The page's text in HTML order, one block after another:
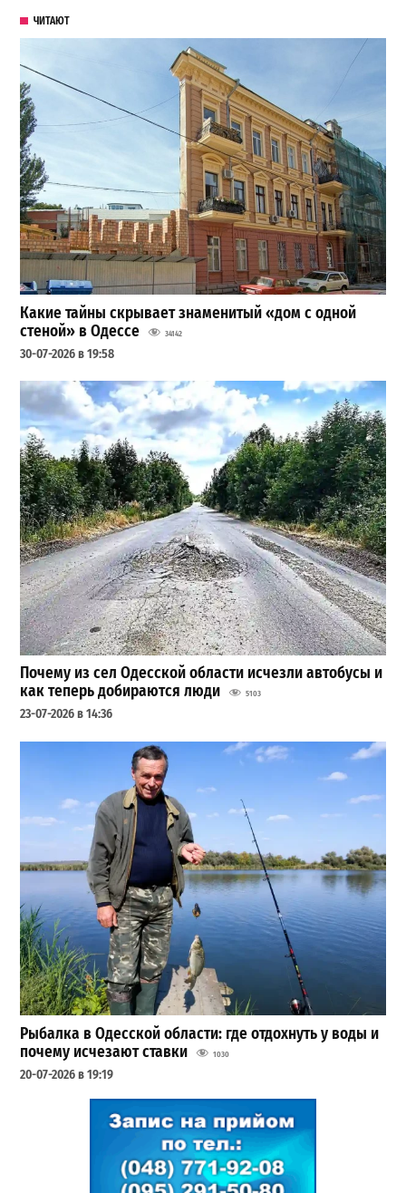
ЧИТАЮТ
Какие тайны скрывает знаменитый «дом с одной
стеной» в Одессе
34142
30-07-2026 в 19:58
Почему из сел Одесской области исчезли автобусы и
как теперь добираются люди
5103
23-07-2026 в 14:36
Рыбалка в Одесской области: где отдохнуть у воды и
почему исчезают ставки
1030
20-07-2026 в 19:19